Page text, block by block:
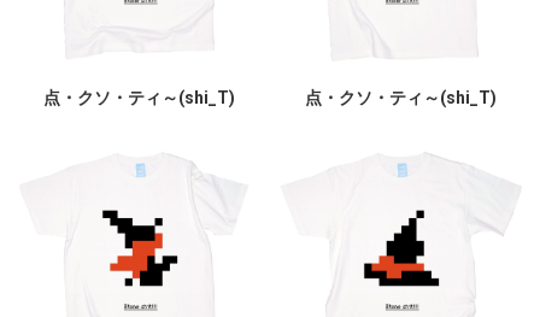
点・クソ・ティ～(shi_T) 点・クソ・ティ～(shi_T)